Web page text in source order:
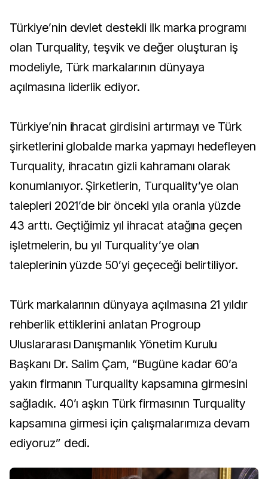
Türkiye’nin devlet destekli ilk marka programı
olan Turquality, teşvik ve değer oluşturan iş
modeliyle, Türk markalarının dünyaya
açılmasına liderlik ediyor.
Türkiye’nin ihracat girdisini artırmayı ve Türk
şirketlerini globalde marka yapmayı hedefleyen
Turquality, ihracatın gizli kahramanı olarak
konumlanıyor. Şirketlerin, Turquality’ye olan
talepleri 2021’de bir önceki yıla oranla yüzde
43 arttı. Geçtiğimiz yıl ihracat atağına geçen
işletmelerin, bu yıl Turquality’ye olan
taleplerinin yüzde 50’yi geçeceği belirtiliyor.
Türk markalarının dünyaya açılmasına 21 yıldır
rehberlik ettiklerini anlatan Progroup
Uluslararası Danışmanlık Yönetim Kurulu
Başkanı Dr. Salim Çam, “Bugüne kadar 60’a
yakın firmanın Turquality kapsamına girmesini
sağladık. 40’ı aşkın Türk firmasının Turquality
kapsamına girmesi için çalışmalarımıza devam
ediyoruz” dedi.